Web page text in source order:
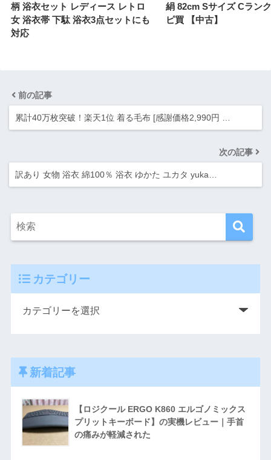
柄 浴衣セット レディース レトロ
女 浴衣帯 下駄 浴衣3点セットにも
対応
絹 82cm Sサイズ Cラン
ピ買 【中古】
前の記事
累計40万枚突破！楽天1位 着る毛布 [感謝価格2,990円 …
次の記事
訳あり 女物 浴衣 綿100％ 浴衣 ゆかた ユカタ yuka…
カテゴリー
新着記事
【ロジクール ERGO K860 エルゴノミックス
プリットキーボード】の実機レビュー｜手首
の痛みが軽減された